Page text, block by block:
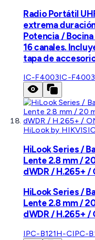
Radio Portátil
extrema
Potencia /
16 canales.
tapa de
IC-F4003IC-F4003
HiLook by
HiLook Series /
Lente 2.8 mm /
dWDR / H.265+ /
HiLook Series /
Lente 2.8 mm /
dWDR / H.265+ /
IPC-B121H-CIPC-